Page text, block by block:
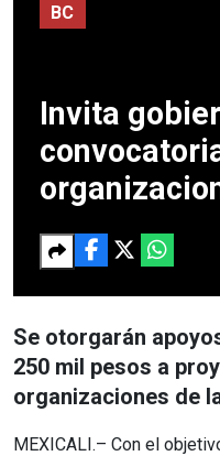
BC
Invita
Se otorgarán
250 mil pesos a
organizaciones de
MEXICALI.– Con el